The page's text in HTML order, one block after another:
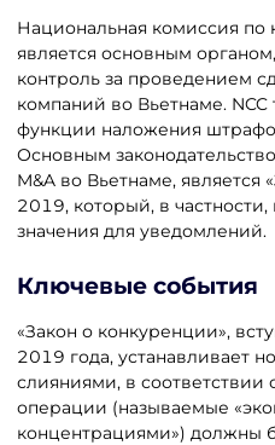
Национальная комиссия по
является основным
контроль за проведением
компаний во Вьетнаме. NCC
функции наложения
Основным
M&A во Вьетнаме, является
2019, который, в
значения для уведомлений.
Ключевые события
«Закон о конкуренции»,
2019 года, устанавливает
слияниями, в
операции (называемые
концентрациями») должны